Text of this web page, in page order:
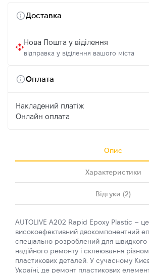
Доставка
Нова Пошта у віділення
відправка у віділення вашого міста
Оплата
Накладений платіж
Онлайн оплата
Опис
Характеристики
Відгуки (2)
AUTOLIVE A202 Rapid Epoxy Plastic – це
високоефективний двокомпонентний
спеціально розроблений для
надійного ремонту і склеювання
пластикових деталей. У сучасному
Україні, де ремонт пластикових